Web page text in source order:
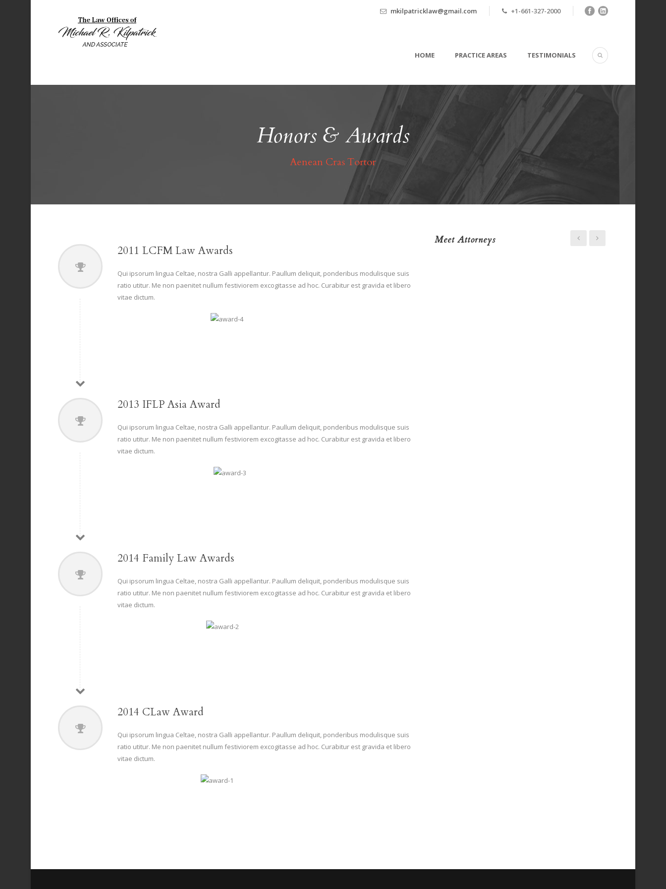
mkilpatricklaw@gmail.com +1-661-327-2000
HOME PRACTICE AREAS TESTIMONIALS
Honors & Awards
Aenean Cras Tortor
2011 LCFM Law Awards
Qui ipsorum lingua Celtae, nostra Galli appellantur. Paullum deliquit, ponderibus modulisque suis
ratio utitur. Me non paenitet nullum festiviorem excogitasse ad hoc. Curabitur est gravida et libero
vitae dictum.
2013 IFLP Asia Award
Qui ipsorum lingua Celtae, nostra Galli appellantur. Paullum deliquit, ponderibus modulisque suis
ratio utitur. Me non paenitet nullum festiviorem excogitasse ad hoc. Curabitur est gravida et libero
vitae dictum.
2014 Family Law Awards
Qui ipsorum lingua Celtae, nostra Galli appellantur. Paullum deliquit, ponderibus modulisque suis
ratio utitur. Me non paenitet nullum festiviorem excogitasse ad hoc. Curabitur est gravida et libero
vitae dictum.
2014 CLaw Award
Qui ipsorum lingua Celtae, nostra Galli appellantur. Paullum deliquit, ponderibus modulisque suis
ratio utitur. Me non paenitet nullum festiviorem excogitasse ad hoc. Curabitur est gravida et libero
vitae dictum.
Meet Attorneys